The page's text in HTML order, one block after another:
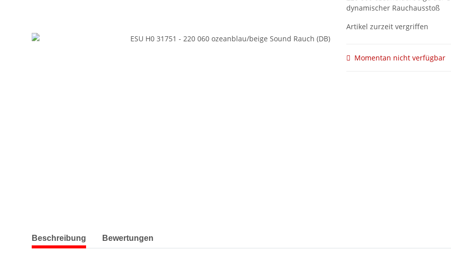
dynamischer Rauchausstoß
Artikel zurzeit vergriffen
Momentan nicht verfügbar
weitere Registerkarten anzeigen
Beschreibung Bewertungen